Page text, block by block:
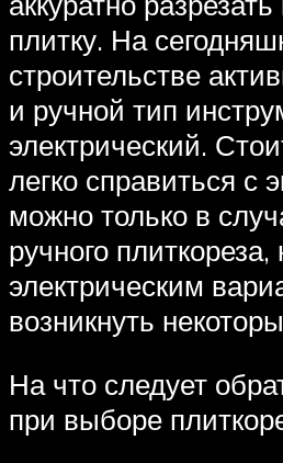
плитку. На
строительстве
и ручной тип
электрический.
легко справиться с
можно только в
ручного плиткореза,
электрическим
возникнуть
На что следует
при выборе